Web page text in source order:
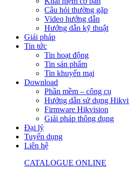
Câu hỏi thường gặp
Video hướng dẫn
Hướng dẫn kỹ thuật
Giải pháp
Tin tức
Tin hoạt động
Tin sản phẩm
Tin khuyến mại
Download
Phần mềm – công cụ
Hướng dẫn sử dụng
Firmware Hikvision
Giải pháp thông dụng
Đại lý
Tuyển dụng
Liên hệ
CATALOGUE ONLINE